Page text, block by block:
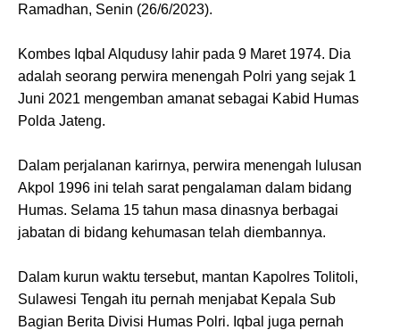
Ramadhan, Senin (26/6/2023).
Kombes Iqbal Alqudusy lahir pada 9 Maret 1974. Dia
adalah seorang perwira menengah Polri yang sejak 1
Juni 2021 mengemban amanat sebagai Kabid Humas
Polda Jateng.
Dalam perjalanan karirnya, perwira menengah lulusan
Akpol 1996 ini telah sarat pengalaman dalam bidang
Humas. Selama 15 tahun masa dinasnya berbagai
jabatan di bidang kehumasan telah diembannya.
Dalam kurun waktu tersebut, mantan Kapolres Tolitoli,
Sulawesi Tengah itu pernah menjabat Kepala Sub
Bagian Berita Divisi Humas Polri. Iqbal juga pernah